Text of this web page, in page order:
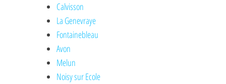
Calvisson
La Genevraye
Fontainebleau
Avon
Melun
Noisy sur Ecole